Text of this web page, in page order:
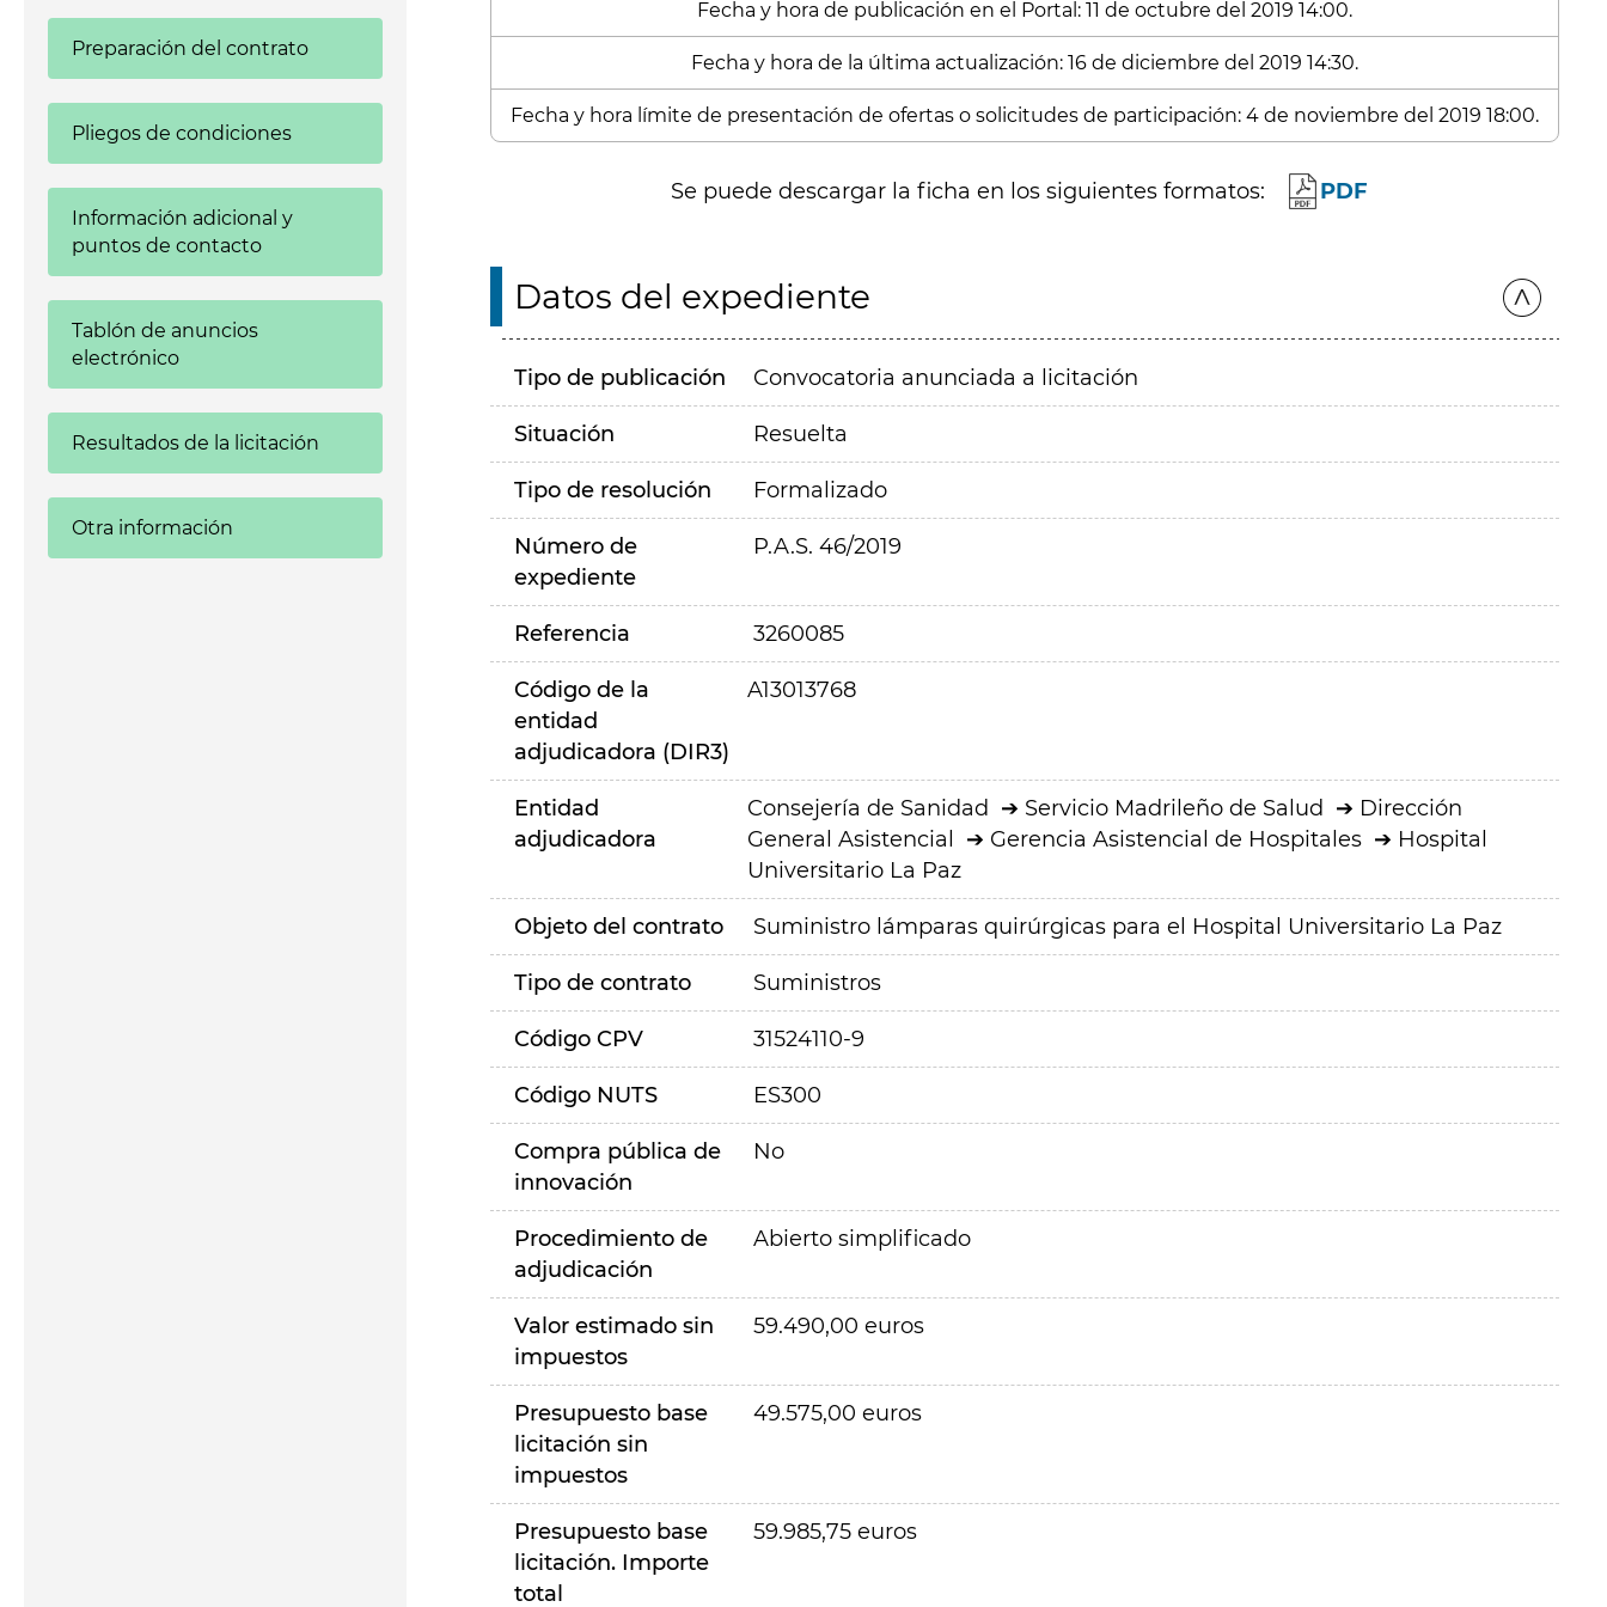
Preparación del contrato
Pliegos de condiciones
Información adicional y
puntos de contacto
Tablón de anuncios
electrónico
Resultados de la licitación
Otra información
Fecha y hora de publicación en el Portal: 11 de octubre del 2019 14:00.
Fecha y hora de la última actualización: 16 de diciembre del 2019 14:30.
Fecha y hora límite de presentación de ofertas o solicitudes de participación: 4 de noviembre del 2019 18:00.
Se puede descargar la ficha en los siguientes formatos: PDF
Datos del expediente
Tipo de publicación Convocatoria anunciada a licitación
Situación Resuelta
Tipo de resolución Formalizado
Número de
expediente
P.A.S. 46/2019
Referencia 3260085
Código de la
entidad
adjudicadora (DIR3)
A13013768
Entidad
adjudicadora
Consejería de Sanidad Servicio Madrileño de Salud
Dirección
General Asistencial
Gerencia Asistencial de Hospitales
Hospital
Universitario La Paz
Objeto del contrato Suministro lámparas quirúrgicas para el Hospital Universitario La Paz
Tipo de contrato Suministros
Código CPV 31524110-9
Código NUTS ES300
Compra pública de
innovación
No
Procedimiento de
adjudicación
Abierto simplificado
Valor estimado sin
impuestos
59.490,00 euros
Presupuesto base
licitación sin
impuestos
49.575,00 euros
Presupuesto base
licitación. Importe
total
59.985,75 euros